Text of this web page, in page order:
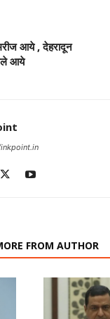
आये , देहरादून
आये
FROM AUTHOR